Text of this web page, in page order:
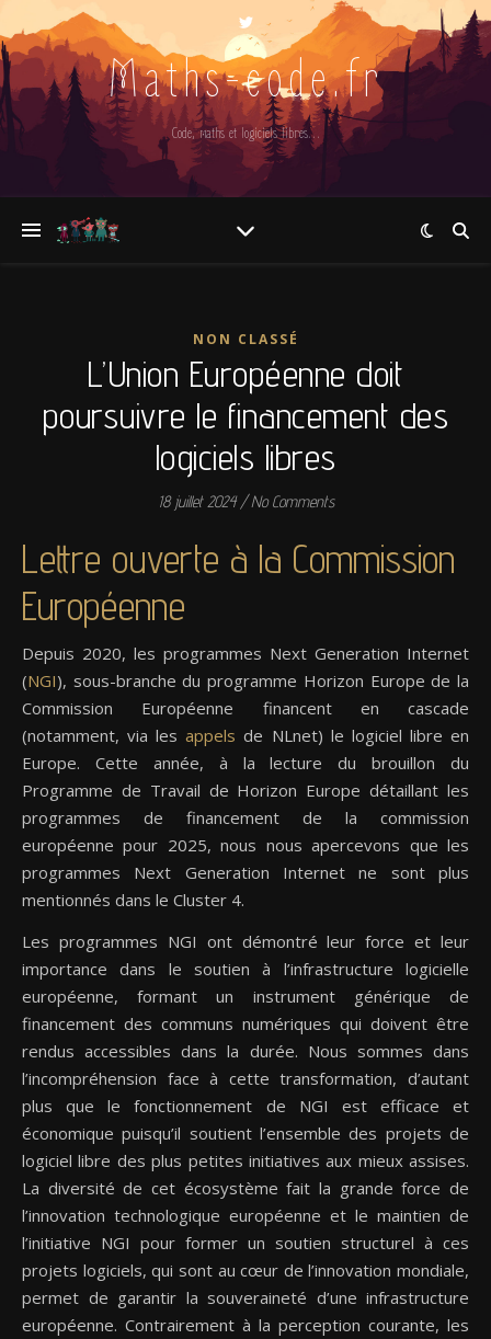
Maths-code.fr
Code, maths et logiciels libres…
NON CLASSÉ
L’Union Européenne doit
poursuivre le financement des
logiciels libres
18 juillet 2024 / No Comments
Lettre ouverte à la Commission
Européenne
Depuis 2020, les programmes Next Generation Internet
(NGI), sous-branche du programme Horizon Europe de la
Commission Européenne financent en cascade
(notamment, via lesappels de NLnet) le logiciel libre en
Europe. Cette année, à la lecture du brouillon du
Programme de Travail de Horizon Europe détaillant les
programmes de financement de la commission
européenne pour 2025, nous nous apercevons que les
programmes Next Generation Internet ne sont plus
mentionnés dans le Cluster 4.
Les programmes NGI ont démontré leur force et leur
importance dans le soutien à l’infrastructure logicielle
européenne, formant un instrument générique de
financement des communs numériques qui doivent être
rendus accessibles dans la durée. Nous sommes dans
l’incompréhension face à cette transformation, d’autant
plus que le fonctionnement de NGI est efficace et
économique puisqu’il soutient l’ensemble des projets de
logiciel libre des plus petites initiatives aux mieux assises.
La diversité de cet écosystème fait la grande force de
l’innovation technologique européenne et le maintien de
l’initiative NGI pour former un soutien structurel à ces
projets logiciels, qui sont au cœur de l’innovation mondiale,
permet de garantir la souveraineté d’une infrastructure
européenne. Contrairement à la perception courante, les